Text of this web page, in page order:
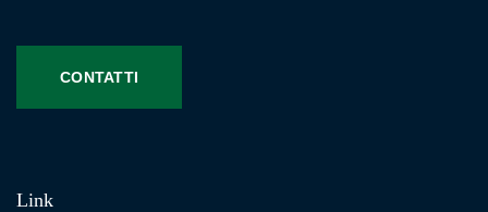
CONTATTI
Link